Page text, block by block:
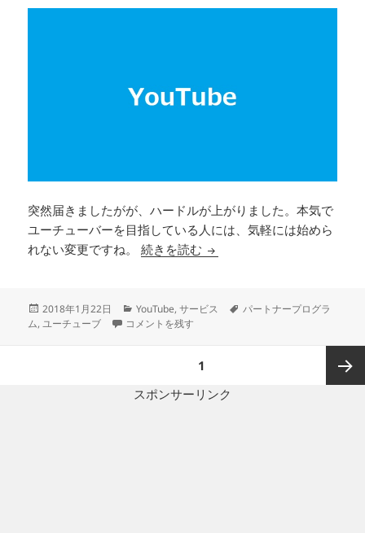
突然届きましたがが、ハードルが上がりました。本気で
ユーチューバーを目指している人には、気軽には始めら
れない変更ですね。続きを読む YouTubeパートナープログ
投
稿
2018年1月22日
カ
テ
YouTube,サービス
タ
パートナープログラ
ム,ユーチューブ YouTubeパートナープログラムのアップデート（とい
コメントを残す
1
スポンサーリンク